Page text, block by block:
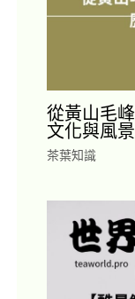
從黃山毛
文化與風
茶葉知識